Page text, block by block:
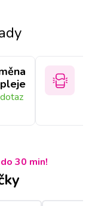
30 min!